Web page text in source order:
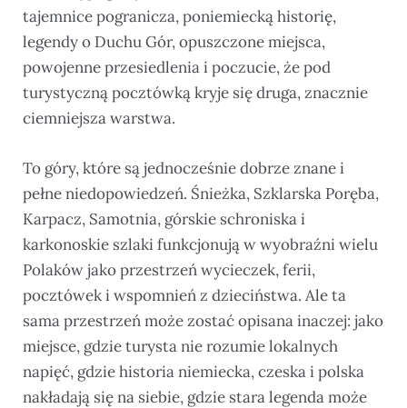
tajemnice pogranicza, poniemiecką historię,
legendy o Duchu Gór, opuszczone miejsca,
powojenne przesiedlenia i poczucie, że pod
turystyczną pocztówką kryje się druga, znacznie
ciemniejsza warstwa.
To góry, które są jednocześnie dobrze znane i
pełne niedopowiedzeń. Śnieżka, Szklarska Poręba,
Karpacz, Samotnia, górskie schroniska i
karkonoskie szlaki funkcjonują w wyobraźni wielu
Polaków jako przestrzeń wycieczek, ferii,
pocztówek i wspomnień z dzieciństwa. Ale ta
sama przestrzeń może zostać opisana inaczej: jako
miejsce, gdzie turysta nie rozumie lokalnych
napięć, gdzie historia niemiecka, czeska i polska
nakładają się na siebie, gdzie stara legenda może